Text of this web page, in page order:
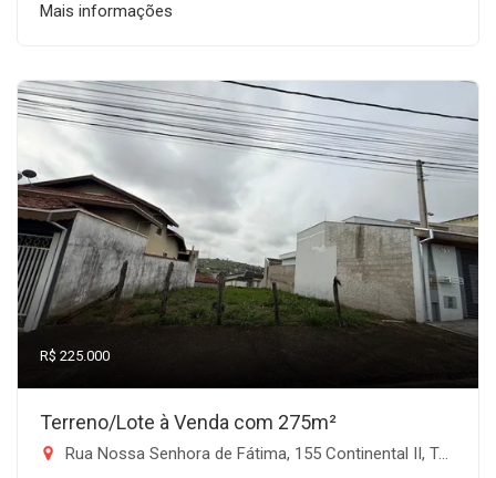
Mais informações
R$ 225.000
Terreno/Lote à Venda com 275m²
Rua Nossa Senhora de Fátima, 155 Continental II, Taubaté/SP - Residencial Continental II, Taubaté-SP